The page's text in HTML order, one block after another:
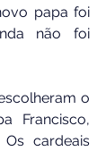
papa foi
não foi
o
Francisco,
cardeais